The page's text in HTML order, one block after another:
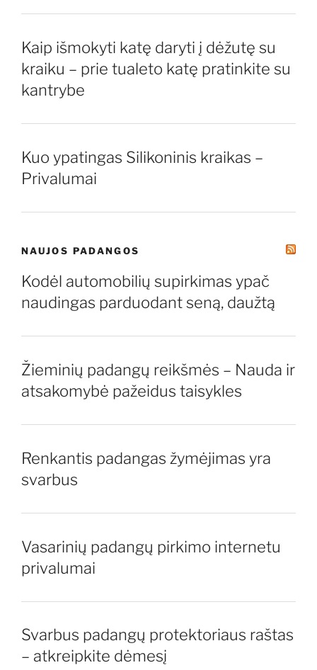
Kaip išmokyti katę daryti į dėžutę su
kraiku – prie tualeto katę pratinkite su
kantrybe
Kuo ypatingas Silikoninis kraikas –
Privalumai
NAUJOS PADANGOS
Kodėl automobilių supirkimas ypač
naudingas parduodant seną, daužtą
Žieminių padangų reikšmės – Nauda ir
atsakomybė pažeidus taisykles
Renkantis padangas žymėjimas yra
svarbus
Vasarinių padangų pirkimo internetu
privalumai
Svarbus padangų protektoriaus raštas
– atkreipkite dėmesį